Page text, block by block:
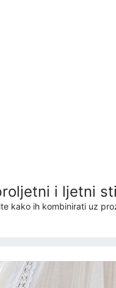
i ljetni
kako ih kombinirati uz